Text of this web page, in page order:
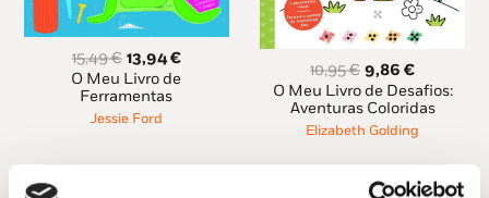
15,49€ O
preço
original
era:
13,94€O
preço
O Meu Livro de
Ferramentas
Jessie Ford
10,95€ O
preço
original
era:
9,86€O
preço
atual
é:
O Meu Livro de Desafios:
Aventuras Coloridas
Elizabeth Golding